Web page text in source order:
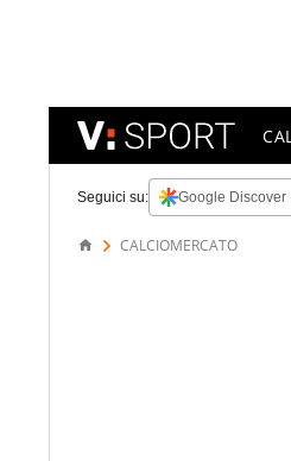
Seguici su: Google Discover
CALCIOMERCATO